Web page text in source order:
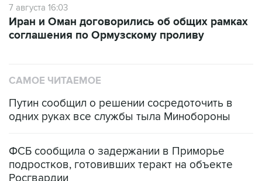
соглашения по Ормузскому проливу
Путин сообщил о решении сосредоточить в
ФСБ сообщила о задержании в Приморье
Росгвардии